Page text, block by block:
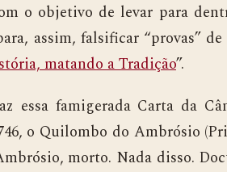
o objetivo de levar para
assim, falsificar “provas”
matando a Tradição”.
famigerada Carta da
o Quilombo do Ambrósio
morto. Nada disso.